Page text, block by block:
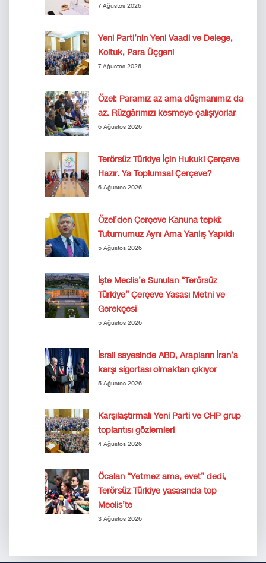
7 Ağustos 2026
Yeni Parti’nin Yeni Vaadi ve Delege,
Koltuk, Para Üçgeni
7 Ağustos 2026
Özel: Paramız az ama düşmanımız da
az. Rüzgârımızı kesmeye çalışıyorlar
6 Ağustos 2026
Terörsüz Türkiye İçin Hukuki Çerçeve
Hazır. Ya Toplumsal Çerçeve?
6 Ağustos 2026
Özel’den Çerçeve Kanuna tepki:
Tutumumuz Aynı Ama Yanlış Yapıldı
5 Ağustos 2026
İşte Meclis’e Sunulan “Terörsüz
Türkiye” Çerçeve Yasası Metni ve
Gerekçesi
5 Ağustos 2026
İsrail sayesinde ABD, Arapların İran’a
karşı sigortası olmaktan çıkıyor
5 Ağustos 2026
Karşılaştırmalı Yeni Parti ve CHP grup
toplantısı gözlemleri
4 Ağustos 2026
Öcalan “Yetmez ama, evet” dedi,
Terörsüz Türkiye yasasında top
Meclis’te
3 Ağustos 2026